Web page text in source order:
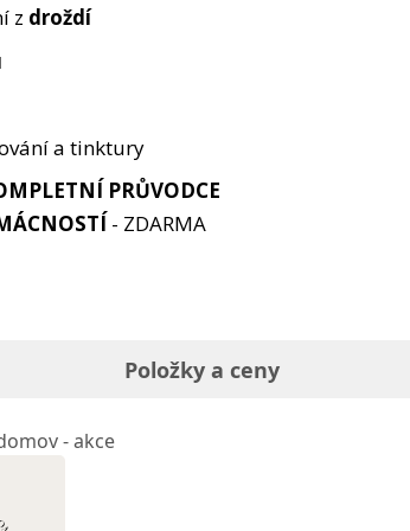
z droždí
a tinktury
PRŮVODCE
- ZDARMA
Položky a ceny
- akce